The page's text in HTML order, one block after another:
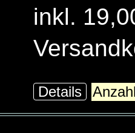
inkl.
Details